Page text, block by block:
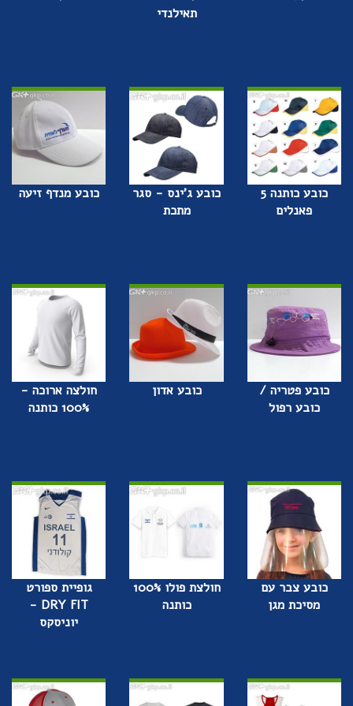
תאילנדי
כובע כותנה 5
פאנלים
כובע ג'ינס - סגר
מתכת
כובע מנדף זיעה
כובע פטריה /
כובע רפול
כובע אדון
חולצה ארוכה -
100% כותנה
כובע צבר עם
מסיכת מגן
חולצת פולו 100%
כותנה
גופיית ספורט
DRY FIT -
יוניסקס